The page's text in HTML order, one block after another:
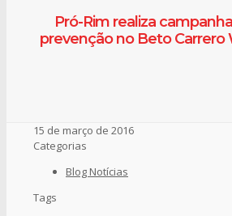
Pró-Rim realiza
prevenção no Beto Carrero
15 de março de 2016
Categorias
Blog Notícias
Tags